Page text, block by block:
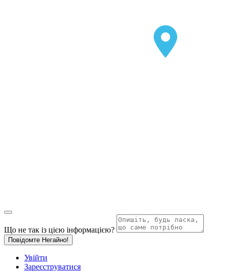
Що не так із цією інформацією?
Повідомте Негайно!
Увійти
Зареєструватися